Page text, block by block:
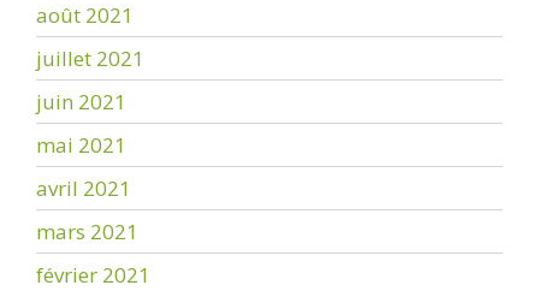
août 2021
juillet 2021
juin 2021
mai 2021
avril 2021
mars 2021
février 2021